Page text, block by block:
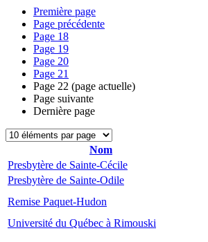
Première page
Page précédente
Page 18
Page 19
Page 20
Page 21
Page 22 (page actuelle)
Page suivante
Dernière page
Nom
Presbytère de Sainte-Cécile
Presbytère de Sainte-Odile
Remise Paquet-Hudon
Université du Québec à Rimouski